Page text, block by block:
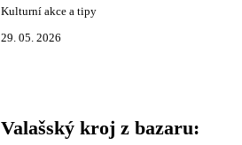
Kulturní akce a tipy
29. 05. 2026
Valašský kroj z bazaru: